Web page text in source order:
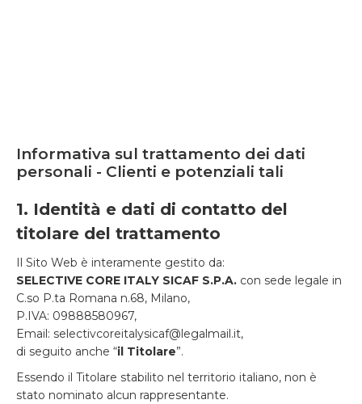
Informativa sul trattamento dei dati
personali - Clienti e potenziali tali
1. Identità e dati di contatto del
titolare del trattamento
Il Sito Web è interamente gestito da:
SELECTIVE CORE ITALY SICAF S.P.A. con sede legale in
C.so P.ta Romana n.68, Milano,
P.IVA: 09888580967,
Email: selectivcoreitalysicaf@legalmail.it,
di seguito anche “il Titolare”.
Essendo il Titolare stabilito nel territorio italiano, non è
stato nominato alcun rappresentante.